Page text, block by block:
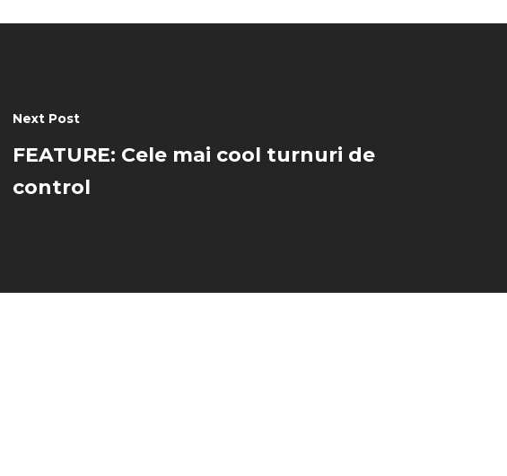
Next Post
FEATURE: Cele mai cool turnuri de
control